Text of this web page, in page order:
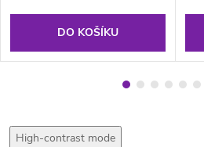
DO KOŠÍKU
High-contrast mode